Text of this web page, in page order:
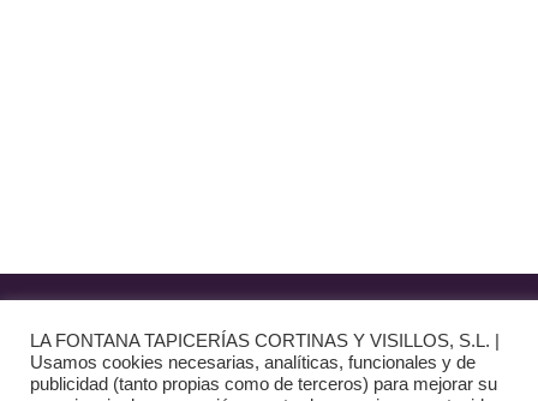
Política de Privacidad
LA FONTANA TAPICERÍAS CORTINAS Y VISILLOS, S.L. |
Usamos cookies necesarias, analíticas, funcionales y de
publicidad (tanto propias como de terceros) para mejorar su